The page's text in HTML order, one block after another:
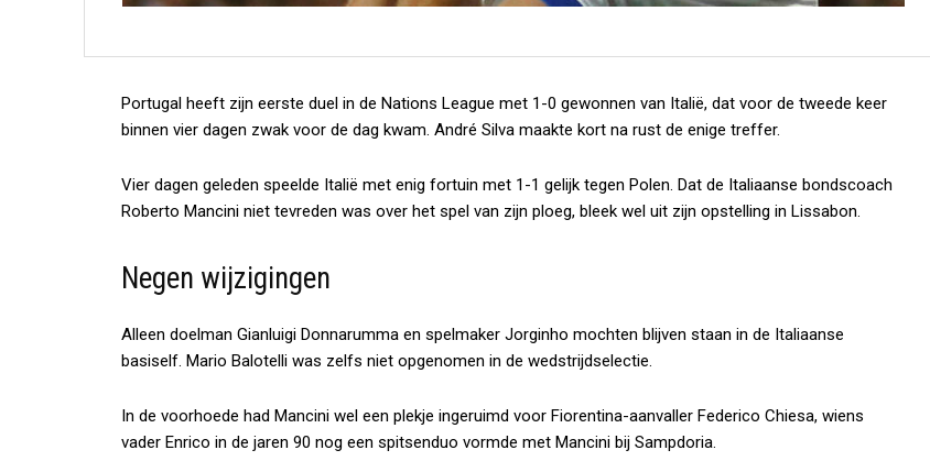
Portugal heeft zijn eerste duel in de Nations League met 1-0 gewonnen van Italië, dat voor de tweede keer
binnen vier dagen zwak voor de dag kwam. André Silva maakte kort na rust de enige treffer.
Vier dagen geleden speelde Italië met enig fortuin met 1-1 gelijk tegen Polen. Dat de Italiaanse bondscoach
Roberto Mancini niet tevreden was over het spel van zijn ploeg, bleek wel uit zijn opstelling in Lissabon.
Negen wijzigingen
Alleen doelman Gianluigi Donnarumma en spelmaker Jorginho mochten blijven staan in de Italiaanse
basiself. Mario Balotelli was zelfs niet opgenomen in de wedstrijdselectie.
In de voorhoede had Mancini wel een plekje ingeruimd voor Fiorentina-aanvaller Federico Chiesa, wiens
vader Enrico in de jaren 90 nog een spitsenduo vormde met Mancini bij Sampdoria.